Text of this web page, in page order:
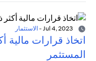
- الاستثمار
اتخاذ قرارات مالية
المستثمر